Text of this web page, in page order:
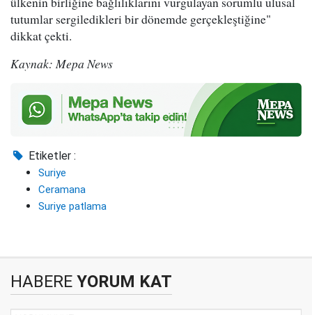
tutumlar sergiledikleri bir dönemde gerçekleştiğine"
dikkat çekti.
Kaynak: Mepa News
Etiketler :
Suriye
Ceramana
Suriye patlama
HABERE YORUM KAT